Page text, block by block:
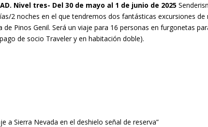
Nivel tres- Del 30 de mayo al 1 de junio de 2025
2 noches en el que tendremos dos fantásticas excursiones
de Pinos Genil. Será un viaje para 16 personas en furgonetas
de socio Traveler y en habitación doble).
a Sierra Nevada en el deshielo señal de reserva”